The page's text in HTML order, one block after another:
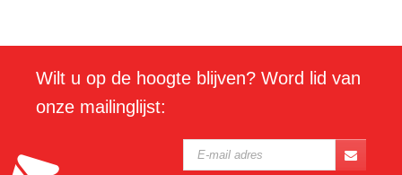
Wilt u op de hoogte blijven? Word lid van
onze mailinglijst: